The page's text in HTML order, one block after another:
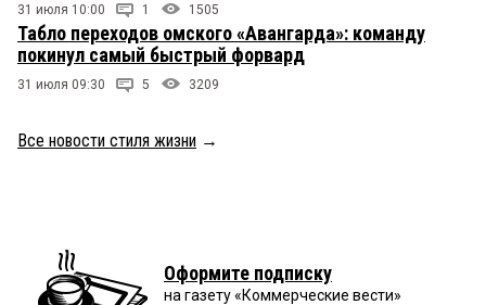
31 июля 10:00 1 1505
Табло переходов омского «Авангарда»: команду
покинул самый быстрый форвард
31 июля 09:30 5 3209
Все новости стиля жизни →
Оформите подписку
на газету «Коммерческие вести»